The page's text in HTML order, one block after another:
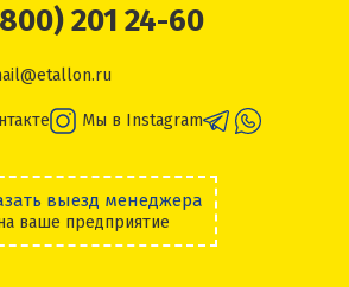
201 24-60
Мы в Instagram
выезд менеджера
ваше предприятие